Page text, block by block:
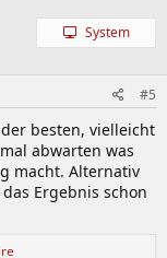
System
#5
besten, vielleicht
abwarten was
macht. Alternativ
Ergebnis schon